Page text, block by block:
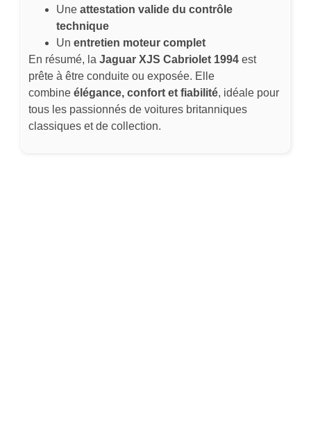
Une attestation valide du contrôle
technique
Un entretien moteur complet
En résumé, la Jaguar XJS Cabriolet 1994 est
prête à être conduite ou exposée. Elle
combine élégance, confort et fiabilité, idéale pour
tous les passionnés de voitures britanniques
classiques et de collection.